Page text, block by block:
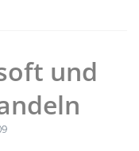
und